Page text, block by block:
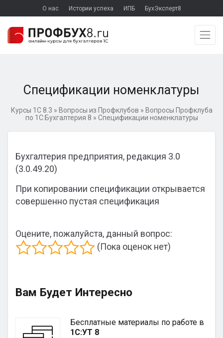
О нас Истории успеха ИПБ БухЭксперт8
Спецификации номенклатуры
Курсы 1С 8.3 » Вопросы из Профклубов » Вопросы Профклуба
по 1С:Бухгалтерия 8 » Спецификации номенклатуры
Бухгалтерия предприятия, редакция 3.0
(3.0.49.20)
При копировании спецификации открывается
совершенно пустая спецификация
Оцените, пожалуйста, данный вопрос:
(Пока оценок нет)
Вам Будет Интересно
Бесплатные материалы по работе в
1С:УТ 8